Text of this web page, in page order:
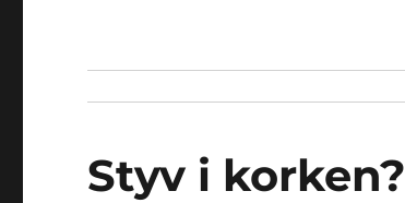
Styv i korken?